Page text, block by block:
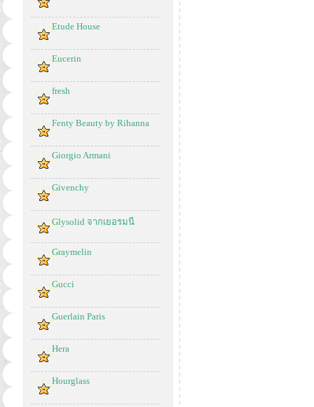
Etude House
Eucerin
fresh
Fenty Beauty by Rihanna
Giorgio Armani
Givenchy
Glysolid จากเยอรมนี
Graymelin
Gucci
Guerlain Paris
Hera
Hourglass